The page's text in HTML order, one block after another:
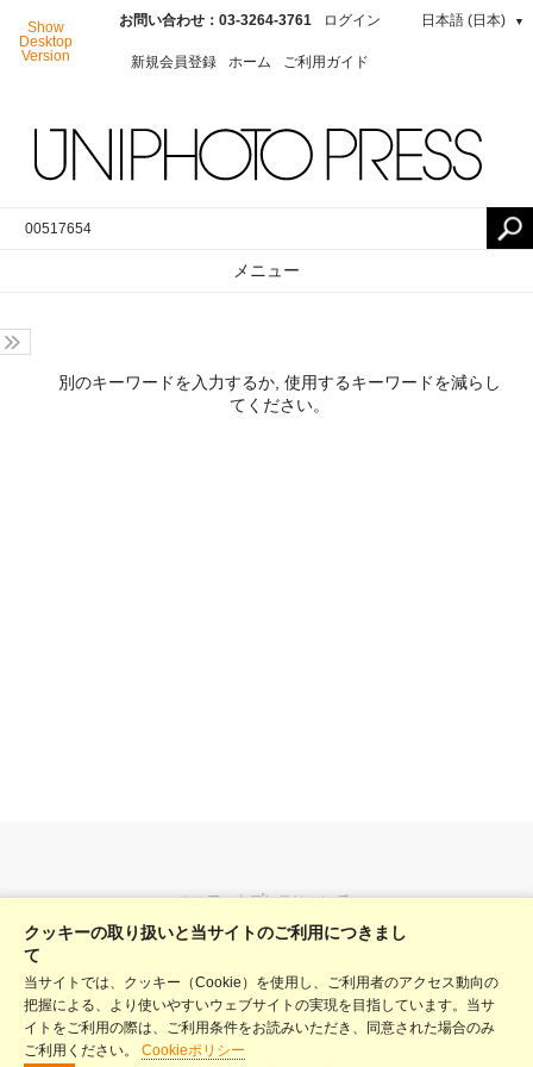
Show
Desktop
Version
お問い合わせ：03-3264-3761 ログイン
新規会員登録 ホーム ご利用ガイド
日本語 (日本) ▼
メニュー
別のキーワードを入力するか, 使用するキーワードを減らし
てください。
ユニフォトプレスについて
料金表
ヘルプ
利用規約
クッキーの取り扱いと当サイトのご利用につきまし
て
当サイトでは、クッキー（Cookie）を使用し、ご利用者のアクセス動向の
把握による、より使いやすいウェブサイトの実現を目指しています。当サ
イトをご利用の際は、ご利用条件をお読みいただき、同意された場合のみ
ご利用ください。 Cookieポリシー